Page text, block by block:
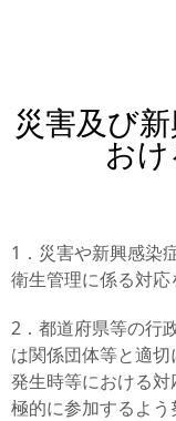
災害及び
お
1．災害や新興感染
衛生管理に係る対応
2．都道府県等の行
は関係団体等と適
発生時等における
極的に参加するよう